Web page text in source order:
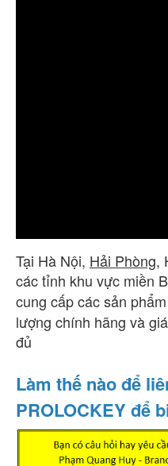
Tại Hà Nội, Hải Phòng,
các tỉnh khu vực miền
cung cấp các sản
lượng chính hãng và
đủ
Làm thế nào để
PROLOCKEY để